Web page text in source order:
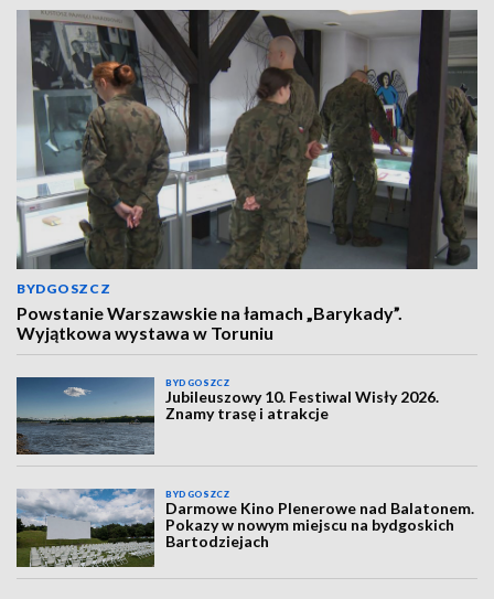
BYDGOSZCZ
Powstanie Warszawskie na łamach „Barykady”.
Wyjątkowa wystawa w Toruniu
BYDGOSZCZ
Jubileuszowy 10. Festiwal Wisły 2026.
Znamy trasę i atrakcje
BYDGOSZCZ
Darmowe Kino Plenerowe nad Balatonem.
Pokazy w nowym miejscu na bydgoskich
Bartodziejach